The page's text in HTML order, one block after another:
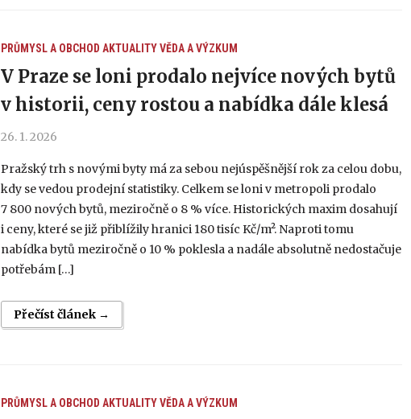
PRŮMYSL A OBCHOD AKTUALITYVĚDA A VÝZKUM
V Praze se loni prodalo nejvíce nových bytů
v historii, ceny rostou a nabídka dále klesá
26. 1. 2026
Pražský trh s novými byty má za sebou nejúspěšnější rok za celou dobu,
kdy se vedou prodejní statistiky. Celkem se loni v metropoli prodalo
7 800 nových bytů, meziročně o 8 % více. Historických maxim dosahují
i ceny, které se již přiblížily hranici 180 tisíc Kč/m². Naproti tomu
nabídka bytů meziročně o 10 % poklesla a nadále absolutně nedostačuje
potřebám […]
Přečíst článek →
PRŮMYSL A OBCHOD AKTUALITYVĚDA A VÝZKUM